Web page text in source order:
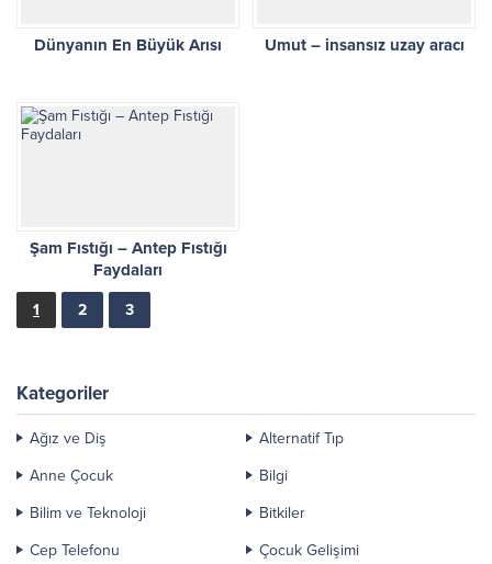
Dünyanın En Büyük Arısı Umut – insansız uzay aracı
Şam Fıstığı – Antep Fıstığı
Faydaları
1 2 3
Kategoriler
Ağız ve Diş
Alternatif Tıp
Anne Çocuk
Bilgi
Bilim ve Teknoloji
Bitkiler
Cep Telefonu
Çocuk Gelişimi